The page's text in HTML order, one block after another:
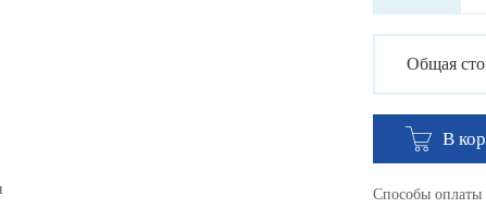
Общая
В
Способы оплаты